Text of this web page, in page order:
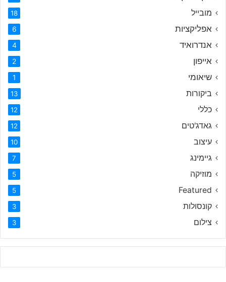
מובייל 18
אפליקציות 6
אנדרואיד 4
אייפון 2
שיאומי 1
ביקורות 13
כללי 12
גאדג'טים 12
עיצוב 10
גיימינג 7
מוזיקה 5
Featured
5
קונסולות 3
צילום 3